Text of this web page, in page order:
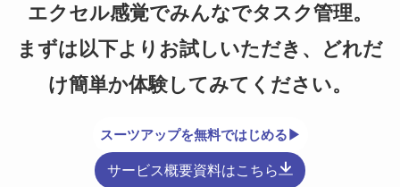
エクセル感覚でみんなでタスク管理。
まずは以下よりお試しいただき、どれだ
け簡単か体験してみてください。
スーツアップを無料ではじめる▶
サービス概要資料はこちら